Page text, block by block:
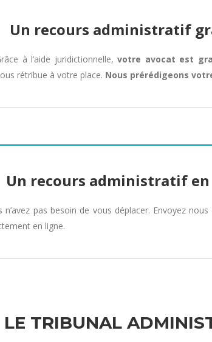
Un recours administratif
à l’aide juridictionnelle,votre avocat est
rétribue à votre place. Nous prérédigeons
Un recours administratif
n’avez pas besoin de vous déplacer. Envoyez
en ligne.
TRIBUNAL